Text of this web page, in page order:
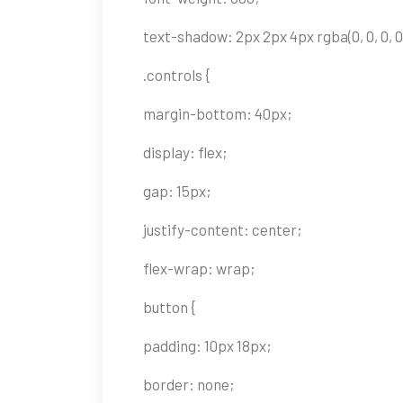
text-shadow: 2px 2px 4px rgba(0, 0, 0,
.controls {
margin-bottom: 40px;
display: flex;
gap: 15px;
justify-content: center;
flex-wrap: wrap;
button {
padding: 10px 18px;
border: none;